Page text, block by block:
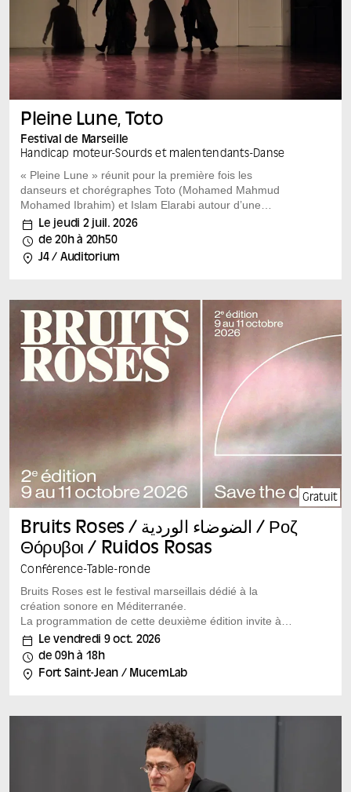
Pleine Lune, Toto
Festival de Marseille
Handicap moteur-Sourds et malentendants-Danse
« Pleine Lune » réunit pour la première fois les
danseurs et chorégraphes Toto (Mohamed Mahmud
Mohamed Ibrahim) et Islam Elarabi autour d’une
passion commune, le mahraganat.
Une esthétique chorégraphique et musicale rejetée par
l’establishment mais au succès populaire foudroyant,
transcendée sur scène par les danseurs, danseuses et
d’expression essentielle – organique, libre et belle dans
sa violence brute et sa vérité ». Ici, l’alliance du
mahraganat, des arts martiaux et de la danse
contemporaine plonge les interprètes dans une sorte de
combat à mains nues,...
Le jeudi 2 juil. 2026
de 20h à 20h50
J4 / Auditorium
Gratuit
Bruits Roses / الضوضاء الوردية / Ροζ
Θόρυβοι / Ruidos Rosas
Conférence- Table-ronde
Bruits Roses est le festival marseillais dédié à la
création sonore en Méditerranée.
La programmation de cette deuxième édition invite à
repenser les échanges narratifs sur un pied d’égalité et
à explorer de nouvelles façons de raconter et d’écouter
le monde, en croisant les langues, les points de vue et
les expériences des différentes rives de la
Thessaloniki Film Festival, la plateforme Sowt, le festival
Amwaj et le Tunisia Podcast Festival unissent ainsi leurs
Le vendredi 9 oct. 2026
de 09h à 18h
Fort Saint-Jean / MucemLab